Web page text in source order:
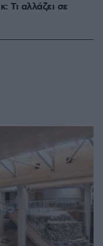
Τι αλλάζει σε